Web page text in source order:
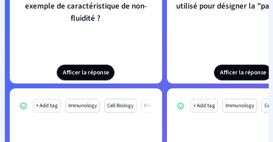
exemple de caractéristique de non-
fluidité ?
Afficer la réponse
utilisé pour désigner la
Afficer la réponse
+ Add tag Immunology Cell Biology Mo + Add tag Immunology